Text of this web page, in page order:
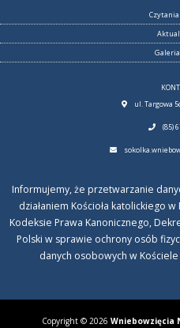
ul. Targowa
(85)
Informujemy, że przetwarzanie
działaniem Kościoła katolickiego
Kodeksie Prawa Kanonicznego,
Polski w sprawie ochrony osób
danych osobowych w Kościele
Copyright © 2026 Wniebowzięcia